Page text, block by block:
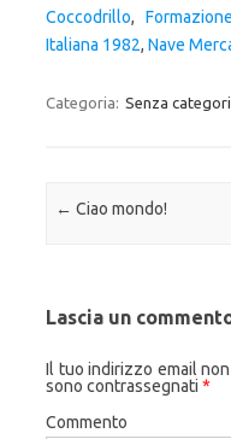
Coccodrillo,
Italiana 1982, Nave
Categoria: Senza
Navigazione articolo
← Ciao mondo!
Lascia un
Il tuo indirizzo email
sono contrassegnati *
Commento